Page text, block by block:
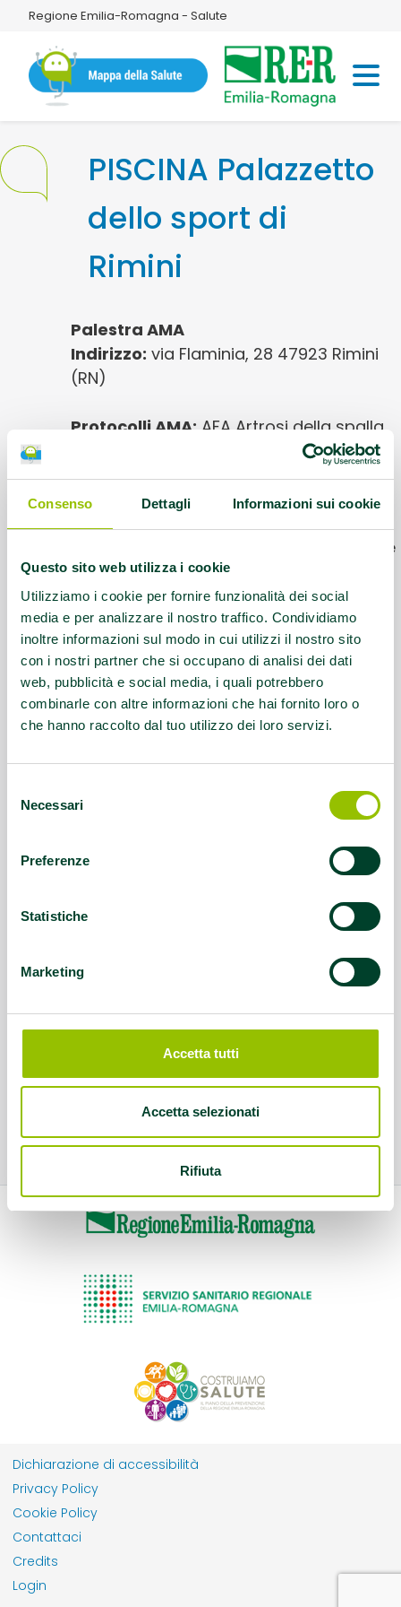
Consenso Dettagli Informazioni sui cookie
Questo sito web utilizza i cookie
Utilizziamo i cookie per fornire funzionalità dei social
media e per analizzare il nostro traffico. Condividiamo
inoltre informazioni sul modo in cui utilizzi il nostro sito
con i nostri partner che si occupano di analisi dei dati
web, pubblicità e social media, i quali potrebbero
combinarle con altre informazioni che hai fornito loro o
che hanno raccolto dal tuo utilizzo dei loro servizi.
delNecessari
Preferenze
Statistiche
Marketing
Accetta tutti
Accetta selezionati
Rifiuta
Regione Emilia-Romagna - Salute
PISCINA Palazzetto
dello sport di
Rimini
Palestra AMA
Indirizzo: via Flaminia, 28 47923 Rimini
(RN)
Protocolli AMA: AFA Artrosi della spalla,
AFA Coxoartrosi, AFA Gonartrosi, AFA
Lombalgia cronica, AFA Parkinson
Orari corsi:AFA lombalgia lunedì e
giovedì 15-16 -- AFA osteoartrosilunedì e
giovedì 16-17
Referente:info@uisprimini.it
Contatti:Tel 0541772917 - 3664462853
Questo contenuto si trova inPalestre che
Dichiarazione di accessibilità
Privacy Policy
Cookie Policy
Contattaci
Credits
Login